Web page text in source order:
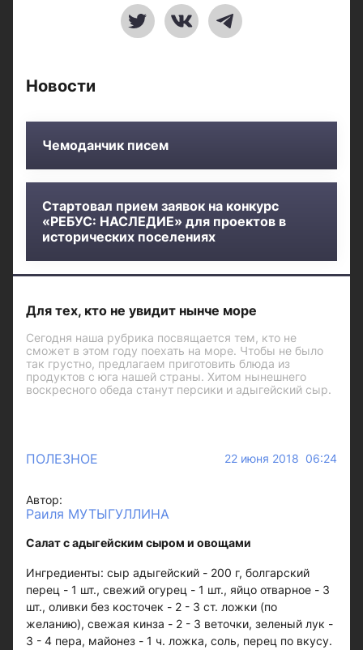
Новости
Чемоданчик писем
Стартовал прием заявок на конкурс
«РЕБУС: НАСЛЕДИЕ» для проектов в
исторических поселениях
Для тех, кто не увидит нынче море
Сегодня наша рубрика посвящается тем, кто не
сможет в этом году поехать на море. Чтобы не было
так грустно, предлагаем приготовить блюда из
продуктов с юга нашей страны. Хитом нынешнего
воскресного обеда станут персики и адыгейский сыр.
ПОЛЕЗНОЕ 22 июня 2018 06:24
Автор:
Раиля МУТЫГУЛЛИНА
Салат с адыгейским сыром и овощами
Ингредиенты: сыр адыгейский - 200 г, болгарский
перец - 1 шт., свежий огурец - 1 шт., яйцо отварное - 3
шт., оливки без косточек - 2 - 3 ст. ложки (по
желанию), свежая кинза - 2 - 3 веточки, зеленый лук -
3 - 4 пера, майонез - 1 ч. ложка, соль, перец по вкусу.